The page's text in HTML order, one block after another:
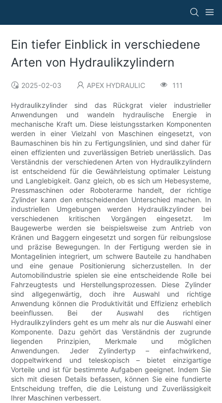
Ein tiefer Einblick in verschiedene
Arten von Hydraulikzylindern
2025-02-03 APEX HYDRAULIC 111
Hydraulikzylinder sind das Rückgrat vieler industrieller
Anwendungen und wandeln hydraulische Energie in
mechanische Kraft um. Diese leistungsstarken Komponenten
werden in einer Vielzahl von Maschinen eingesetzt, von
Baumaschinen bis hin zu Fertigungslinien, und sind daher für
einen effizienten und zuverlässigen Betrieb unerlässlich. Das
Verständnis der verschiedenen Arten von Hydraulikzylindern
ist entscheidend für die Gewährleistung optimaler Leistung
und Langlebigkeit. Ganz gleich, ob es sich um Hebesysteme,
Pressmaschinen oder Roboterarme handelt, der richtige
Zylinder kann den entscheidenden Unterschied machen. In
industriellen Umgebungen werden Hydraulikzylinder bei
verschiedenen kritischen Vorgängen eingesetzt. Im
Baugewerbe werden sie beispielsweise zum Antrieb von
Kränen und Baggern eingesetzt und sorgen für reibungslose
und präzise Bewegungen. In der Fertigung werden sie in
Montagelinien integriert, um schwere Bauteile zu handhaben
und eine genaue Positionierung sicherzustellen. In der
Automobilindustrie spielen sie eine entscheidende Rolle bei
Fahrzeugtests und Herstellungsprozessen. Diese Zylinder
sind allgegenwärtig, doch ihre Auswahl und richtige
Anwendung können die Produktivität und Effizienz erheblich
beeinflussen. Bei der Auswahl des richtigen
Hydraulikzylinders geht es um mehr als nur die Auswahl einer
Komponente. Dazu gehört das Verständnis der zugrunde
liegenden Prinzipien, Merkmale und möglichen
Anwendungen. Jeder Zylindertyp – einfachwirkend,
doppeltwirkend und teleskopisch – bietet einzigartige
Vorteile und ist für bestimmte Aufgaben geeignet. Indem Sie
sich mit diesen Details befassen, können Sie eine fundierte
Entscheidung treffen, die die Leistung und Zuverlässigkeit
Ihrer Maschinen verbessert.